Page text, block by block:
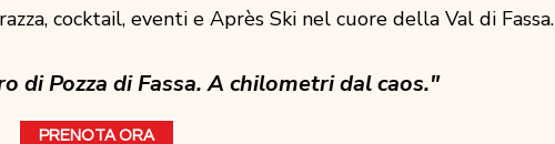
cocktail, eventi e Après Ski nel cuore della Val di Fassa.
di Pozza di Fassa. A chilometri dal caos."
PRENOTA ORA